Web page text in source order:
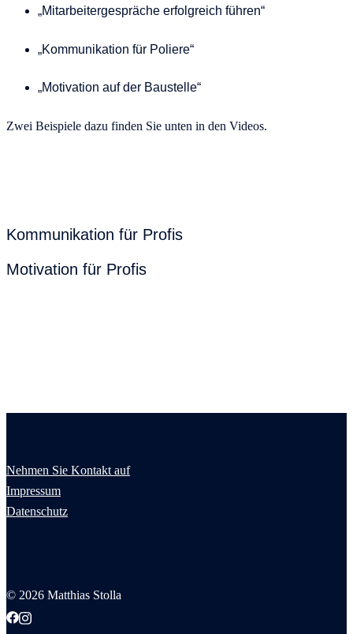
„Mitarbeitergespräche erfolgreich führen“
„Kommunikation für Poliere“
„Motivation auf der Baustelle“
Zwei Beispiele dazu finden Sie unten in den Videos.
Kommunikation für Profis
Motivation für Profis
Nehmen Sie Kontakt auf
Impressum
Datenschutz
© 2026 Matthias Stolla